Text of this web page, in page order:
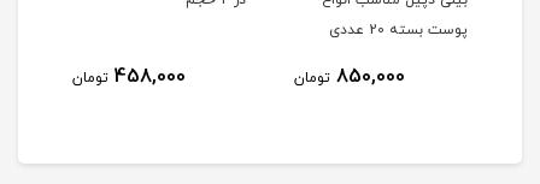
پوست بسته 20 عددی
850,000 تومان 458,000 تومان